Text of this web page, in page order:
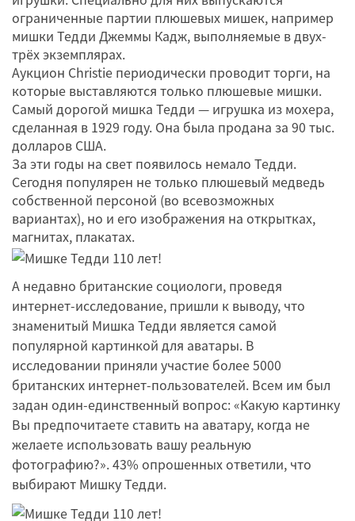
ограниченные партии плюшевых мишек, например
мишки Тедди Джеммы Кадж, выполняемые в двух-
трёх экземплярах.
Аукцион Christie периодически проводит торги, на
которые выставляются только плюшевые мишки.
Самый дорогой мишка Тедди — игрушка из мохера,
сделанная в 1929 году. Она была продана за 90 тыс.
долларов США.
За эти годы на свет появилось немало Тедди.
Сегодня популярен не только плюшевый медведь
собственной персоной (во всевозможных
вариантах), но и его изображения на открытках,
магнитах, плакатах.
А недавно британские социологи, проведя
интернет-исследование, пришли к выводу, что
знаменитый Мишка Тедди является самой
популярной картинкой для аватары. В
исследовании приняли участие более 5000
британских интернет-пользователей. Всем им был
задан один-единственный вопрос: «Какую картинку
Вы предпочитаете ставить на аватару, когда не
желаете использовать вашу реальную
фотографию?». 43% опрошенных ответили, что
выбирают Мишку Тедди.